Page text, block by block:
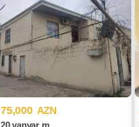
75,000 AZN
20 yanvar m.